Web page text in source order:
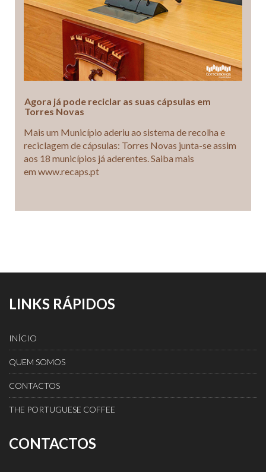
Agora já pode reciclar as suas cápsulas em
Torres Novas
Mais um Município aderiu ao sistema de recolha e
reciclagem de cápsulas: Torres Novas junta-se assim
aos 18 municípios já aderentes. Saiba mais
em www.recaps.pt
LINKS RÁPIDOS
INÍCIO
QUEM SOMOS
CONTACTOS
THE PORTUGUESE COFFEE
CONTACTOS